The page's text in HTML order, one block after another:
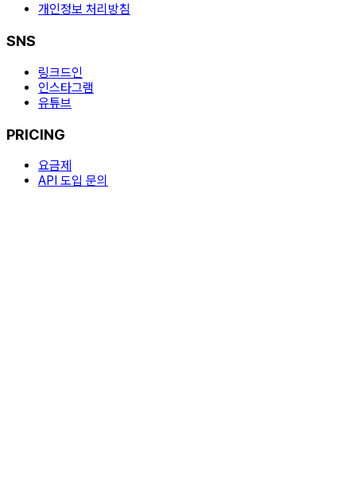
개인정보 처리방침
SNS
링크드인
인스타그램
유튜브
PRICING
요금제
API 도입 문의